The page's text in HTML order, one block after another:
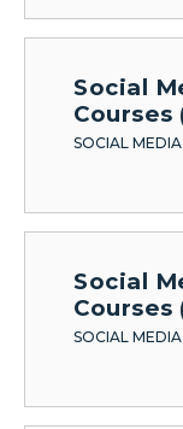
Social
Courses
SOCIAL MEDIA
Social
Courses
SOCIAL MEDIA